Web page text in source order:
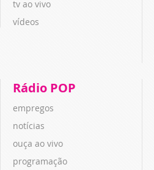
tv ao vivo
vídeos
Rádio POP
empregos
notícias
ouça ao vivo
programação